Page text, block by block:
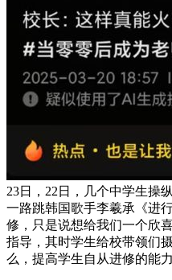
23日，22日，几个中学生操
一路跳韩国歌手李羲承《进
修，只是说想给我们一个欣
指导，其时学生给校带领们
么，提高学生自从进修的能